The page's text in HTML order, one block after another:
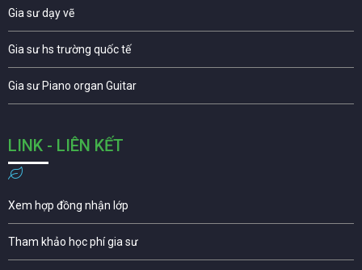
Gia sư dạy vẽ
Gia sư hs trường quốc tế
Gia sư Piano organ Guitar
LINK - LIÊN KẾT
Xem hợp đồng nhận lớp
Tham khảo học phí gia sư